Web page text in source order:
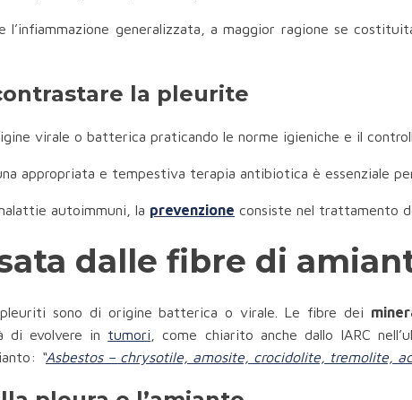
generalizzata, a maggior ragione se
la pleurite
virale o batterica praticando le norme igieniche e il
appropriata e tempestiva terapia antibiotica è essenziale
autoimmuni, la prevenzione consiste nel trattamento
dalle fibre di
sono di origine batterica o virale. Le fibre dei
di evolvere in tumori , come chiarito anche dallo IARC
“Asbestos – chrysotile, amosite, crocidolite, tremolite,